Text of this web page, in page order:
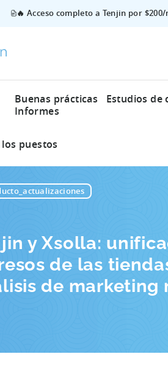
🔥 Acceso completo a Tenjin por
Buenas prácticas Estudios de
Informes
puestos
y Xsolla:
de las
de marketing